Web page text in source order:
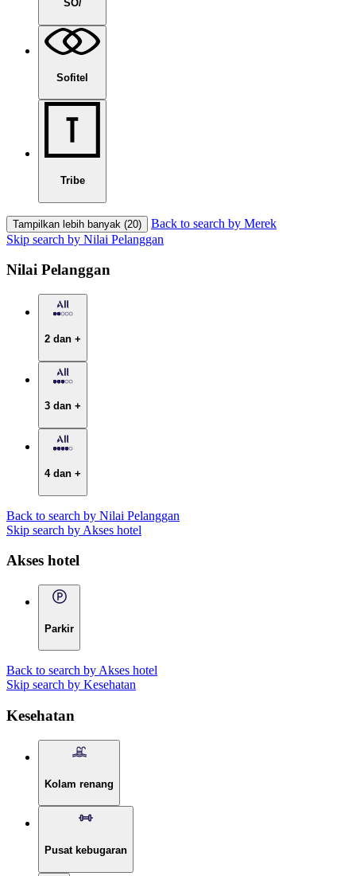
SO/
Sofitel
Tribe
Tampilkan lebih banyak (20)
Back to search by Merek
Skip search by Nilai Pelanggan
Nilai Pelanggan
2 dan +
3 dan +
4 dan +
Back to search by Nilai Pelanggan
Skip search by Akses hotel
Akses hotel
Parkir
Back to search by Akses hotel
Skip search by Kesehatan
Kesehatan
Kolam renang
Pusat kebugaran